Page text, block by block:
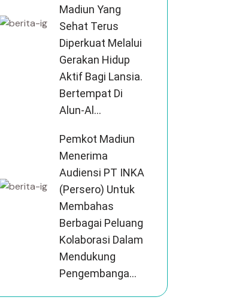
Madiun Yang
Sehat Terus
Diperkuat Melalui
Gerakan Hidup
Aktif Bagi Lansia.
Bertempat Di
Alun-Al...
Pemkot Madiun
Menerima
Audiensi PT INKA
(Persero) Untuk
Membahas
Berbagai Peluang
Kolaborasi Dalam
Mendukung
Pengembanga...